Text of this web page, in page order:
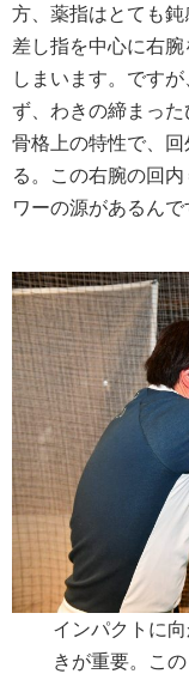
方、薬指はとても
差し指を中心に右
しまいます。です
ず、わきの締まっ
骨格上の特性で、
る。この右腕の回
ワーの源があるんで
インパクトに
きが重要。こ